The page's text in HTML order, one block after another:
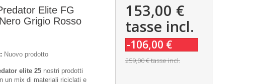
Elite FG
Grigio Rosso
Nuovo prodotto
elite 25 nostri prodotti
un mix di materiali riciclati e
153,00 €
tasse incl.
-106,00 €
259,00 €tasse incl.